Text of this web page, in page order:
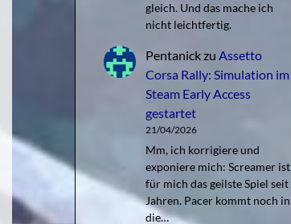
gleich. Und das mache ich
nicht leichtfertig.
Pentanickzu Assetto
Corsa Rally: Simulation im
Steam Early Access
gestartet
21/04/2026
Mm, ich korrigiere und
exponiere mich: Screamer ist
für mich das geilste Spiel seit
Jahren. Pacer kommt noch in
die…